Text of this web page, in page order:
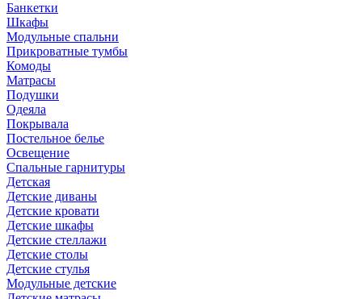
Банкетки
Шкафы
Модульные спальни
Прикроватные тумбы
Комоды
Матрасы
Подушки
Одеяла
Покрывала
Постельное белье
Освещение
Спальные гарнитуры
Детская
Детские диваны
Детские кровати
Детские шкафы
Детские стеллажи
Детские столы
Детские стулья
Модульные детские